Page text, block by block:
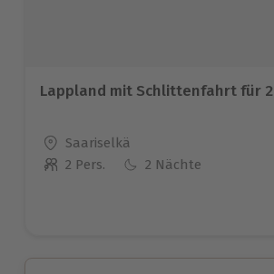
Lappland mit Schlittenfahrt für 2
Standort
Saariselkä
Anzahl der Teilnehmer
2 Pers. 2 Nächte